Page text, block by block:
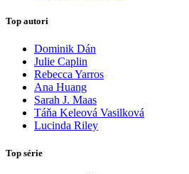
Top autori
Dominik Dán
Julie Caplin
Rebecca Yarros
Ana Huang
Sarah J. Maas
Táňa Keleová Vasilková
Lucinda Riley
Top série